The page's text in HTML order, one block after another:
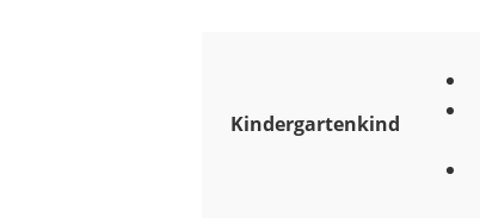
Kindergartenkind